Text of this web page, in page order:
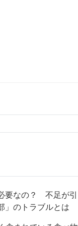
要なの？ 不足が引
」のトラブルとは